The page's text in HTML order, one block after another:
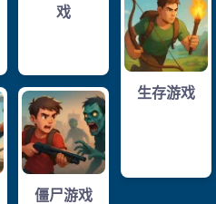
戏
生存游戏
僵尸游戏